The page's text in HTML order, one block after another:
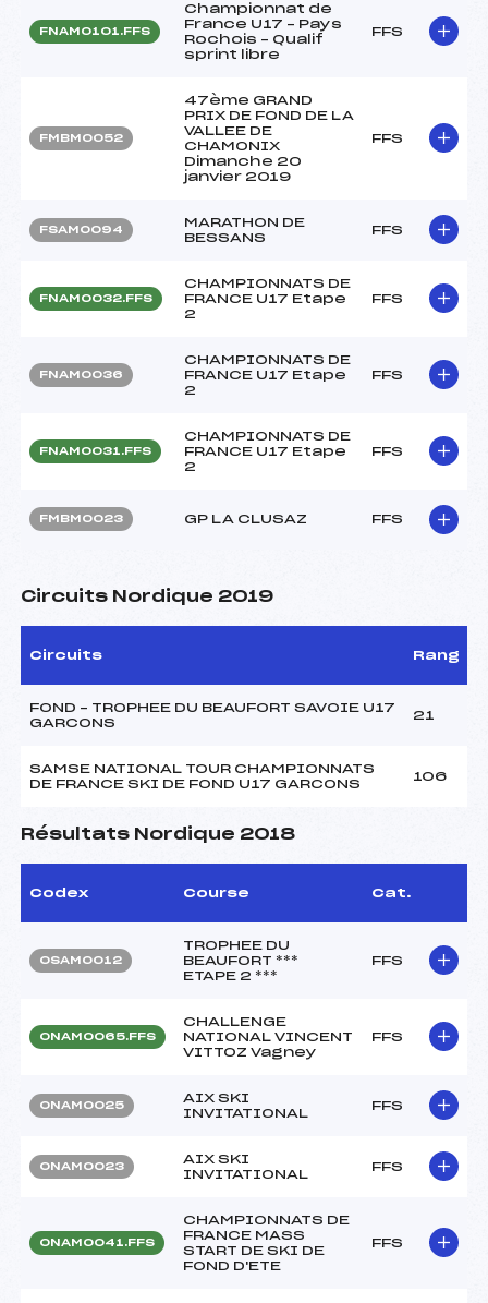
FNAM0101.FFS
Championnat de
France U17 – Pays
Rochois – Qualif
sprint libre
FFS
FMBM0052
47ème GRAND
PRIX DE FOND DE LA
VALLEE DE
CHAMONIX
Dimanche 20
janvier 2019
FFS
FSAM0094
MARATHON DE
BESSANS
FFS
FNAM0032.FFS
CHAMPIONNATS DE
FRANCE U17 Etape
2
FFS
FNAM0036
CHAMPIONNATS DE
FRANCE U17 Etape
2
FFS
FNAM0031.FFS
CHAMPIONNATS DE
FRANCE U17 Etape
2
FFS
FMBM0023 GP LA CLUSAZ FFS
Circuits Nordique 2019
Circuits Rang
FOND – TROPHEE DU BEAUFORT SAVOIE U17
GARCONS
21
SAMSE NATIONAL TOUR CHAMPIONNATS
DE FRANCE SKI DE FOND U17 GARCONS
106
Résultats Nordique 2018
Codex Course Cat.
OSAM0012
TROPHEE DU
BEAUFORT ***
ETAPE 2 ***
FFS
ONAM0065.FFS
CHALLENGE
NATIONAL VINCENT
VITTOZ Vagney
FFS
ONAM0025
AIX SKI
INVITATIONAL
FFS
ONAM0023
AIX SKI
INVITATIONAL
FFS
ONAM0041.FFS
CHAMPIONNATS DE
FRANCE MASS
START DE SKI DE
FOND D'ETE
FFS